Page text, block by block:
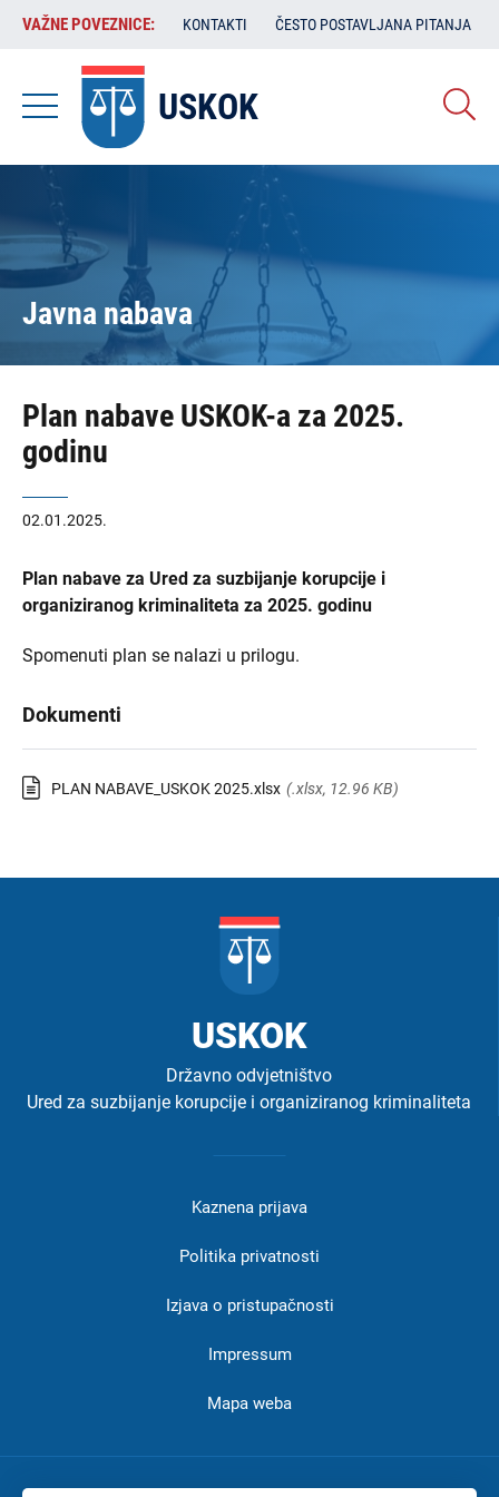
Skoči
sadržaj
VAŽNE
POVEZNICE:
VAŽNE POVEZNICE: KONTAKTI ČESTO POSTAVLJANA PITANJA
USKOK
Javna nabava
Plan nabave USKOK-a za 2025.
godinu
02.01.2025.
Plan nabave za Ured za suzbijanje korupcije i
organiziranog kriminaliteta za 2025. godinu
Spomenuti plan se nalazi u prilogu.
Dokumenti
PLAN NABAVE_USKOK 2025.xlsx (.xlsx, 12.96 KB)
USKOK
Državno odvjetništvo
Ured za suzbijanje korupcije i organiziranog kriminaliteta
Kaznena prijava
Politika privatnosti
Izjava o pristupačnosti
Impressum
Mapa weba